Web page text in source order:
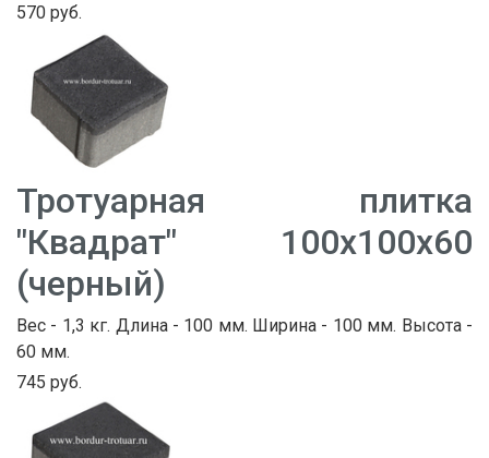
570 руб.
Тротуарная плитка
"Квадрат" 100х100х60
(черный)
Вес - 1,3 кг. Длина - 100 мм. Ширина - 100 мм. Высота -
60 мм.
745 руб.